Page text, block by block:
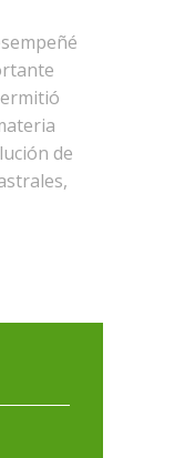
de